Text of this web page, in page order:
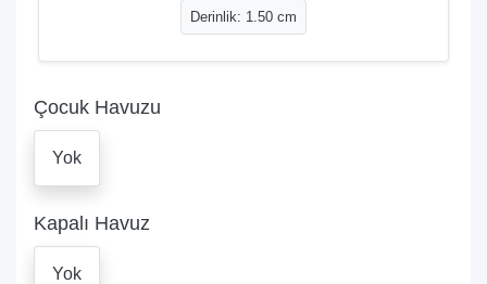
Derinlik: 1.50 cm
Çocuk Havuzu
Yok
Kapalı Havuz
Yok